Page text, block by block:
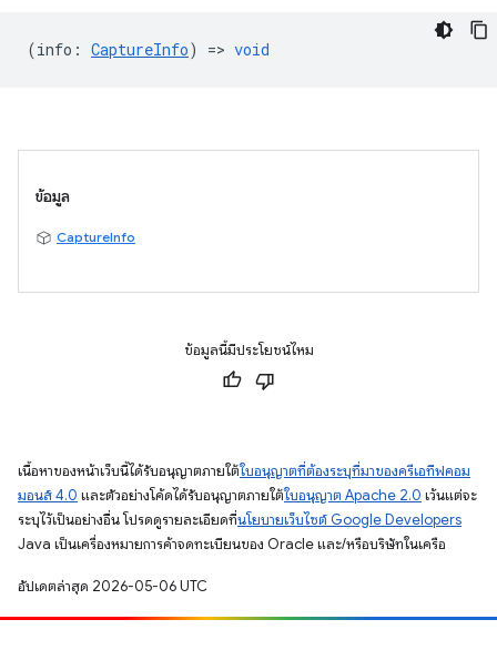
(info : CaptureInfo) => void
ข้อมูล
CaptureInfo
ข้อมูลนี้มีประโยชน์ไหม
เนื้อหาของหน้าเว็บนี้ได้รับอนุญาตภายใต้ใบอนุญาตที่ต้องระบุที่มาของครีเอทีฟคอม
มอนส์ 4.0 และตัวอย่างโค้ดได้รับอนุญาตภายใต้ใบอนุญาต Apache 2.0 เว้นแต่จะ
ระบุไว้เป็นอย่างอื่น โปรดดูรายละเอียดที่นโยบายเว็บไซต์ Google Developers
Java เป็นเครื่องหมายการค้าจดทะเบียนของ Oracle และ/หรือบริษัทในเครือ
อัปเดตล่าสุด 2026-05-06 UTC